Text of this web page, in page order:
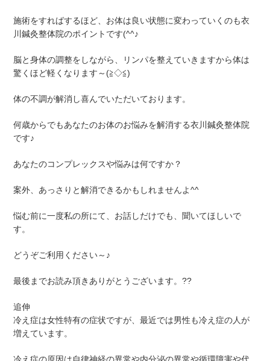
施術をすればするほど、お体は良い状態に変わっていくのも衣
川鍼灸整体院のポイントです(^^♪
脳と身体の調整をしながら、リンパを整えていきますから体は
驚くほど軽くなります～(≧◇≦)
体の不調が解消し喜んでいただいております。
何歳からでもあなたのお体のお悩みを解消する衣川鍼灸整体院
です♪
あなたのコンプレックスや悩みは何ですか？
案外、あっさりと解消できるかもしれませんよ^^
悩む前に一度私の所にて、お話しだけでも、聞いてほしいで
す。
どうぞご利用ください～♪
最後までお読み頂きありがとうございます。??
追伸
冷え症は女性特有の症状ですが、最近では男性も冷え症の人が
増えています。
冷え症の原因は自律神経の異常や内分泌の異常や循環障害や代